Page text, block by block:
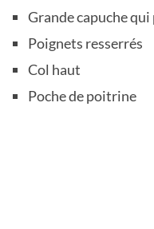
Grande capuche
Poignets resserrés
Col haut
Poche de poitrine